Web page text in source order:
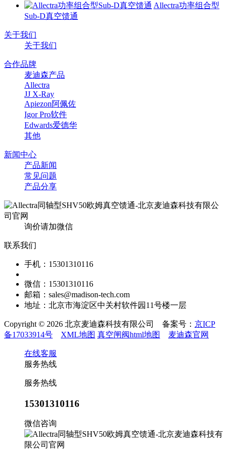
Allectra功率组合型
Sub-D真空馈通
关于我们
关于我们
合作品牌
麦迪森产品
Allectra
JJ X-Ray
Apiezon阿佩佐
Igor Pro软件
Edwards爱德华
其他
新闻中心
产品新闻
常见问题
产品分享
询价请加微信
联系我们
手机：15301310116
微信：15301310116
邮箱：sales@madison-tech.com
地址：北京市海淀区中关村软件园11号楼一层
Copyright © 2026 北京麦迪森科技有限公司 备案号： 京ICP
备17033914号
XML地图 真空闸阀html地图 麦迪森官网
在线客服
服务热线
服务热线
15301310116
微信咨询